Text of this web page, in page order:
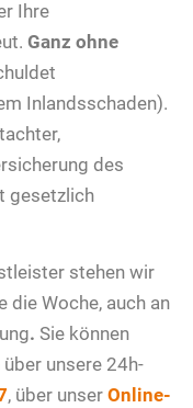
Ihre
Ganz ohne
Inlandsschaden).
des
gesetzlich
stehen wir
die Woche, auch an
. Sie können
unsere 24h-
, über unser Online-